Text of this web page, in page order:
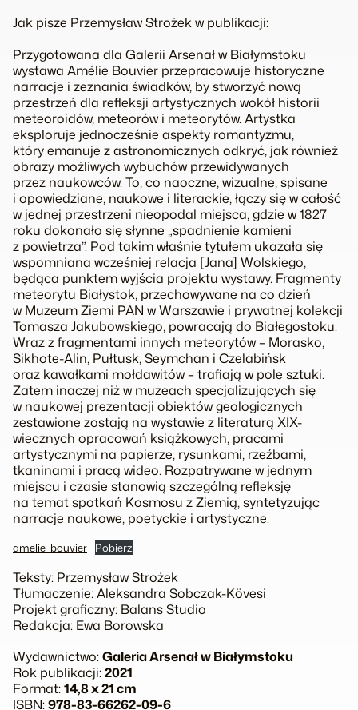
Jak pisze Przemysław Strożek w publikacji:
Przygotowana dla Galerii Arsenał w Białymstoku
wystawa Amélie Bouvier przepracowuje historyczne
narracje i zeznania świadków, by stworzyć nową
przestrzeń dla refleksji artystycznych wokół historii
meteoroidów, meteorów i meteorytów. Artystka
eksploruje jednocześnie aspekty romantyzmu,
który emanuje z astronomicznych odkryć, jak również
obrazy możliwych wybuchów przewidywanych
przez naukowców. To, co naoczne, wizualne, spisane
i opowiedziane, naukowe i literackie, łączy się w całość
w jednej przestrzeni nieopodal miejsca, gdzie w 1827
roku dokonało się słynne „spadnienie kamieni
z powietrza”. Pod takim właśnie tytułem ukazała się
wspomniana wcześniej relacja [Jana] Wolskiego,
będąca punktem wyjścia projektu wystawy. Fragmenty
meteorytu Białystok, przechowywane na co dzień
w Muzeum Ziemi PAN w Warszawie i prywatnej kolekcji
Tomasza Jakubowskiego, powracają do Białegostoku.
Wraz z fragmentami innych meteorytów – Morasko,
Sikhote-Alin, Pułtusk, Seymchan i Czelabińsk
oraz kawałkami mołdawitów – trafiają w pole sztuki.
Zatem inaczej niż w muzeach specjalizujących się
w naukowej prezentacji obiektów geologicznych
zestawione zostają na wystawie z literaturą XIX-
wiecznych opracowań książkowych, pracami
artystycznymi na papierze, rysunkami, rzeźbami,
tkaninami i pracą wideo. Rozpatrywane w jednym
miejscu i czasie stanowią szczególną refleksję
na temat spotkań Kosmosu z Ziemią, syntetyzując
narracje naukowe, poetyckie i artystyczne.
amelie_bouvier Pobierz
Teksty: Przemysław Strożek
Tłumaczenie: Aleksandra Sobczak-Kövesi
Projekt graficzny: Balans Studio
Redakcja: Ewa Borowska
Wydawnictwo:Galeria Arsenał w Białymstoku
Rok publikacji:2021
Format:14,8 x 21 cm
ISBN:978-83-66262-09-6